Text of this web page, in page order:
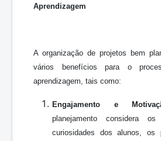
Aprendizagem
A organização de projetos bem
vários benefícios para o
aprendizagem, tais como:
Engajamento e
planejamento considera
curiosidades dos alunos, os